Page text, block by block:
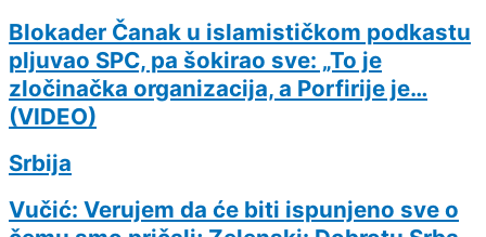
Blokader Čanak u islamističkom podkastu
pljuvao SPC, pa šokirao sve: „To je
zločinačka organizacija, a Porfirije je…
(VIDEO)
Srbija
Vučić: Verujem da će biti ispunjeno sve o